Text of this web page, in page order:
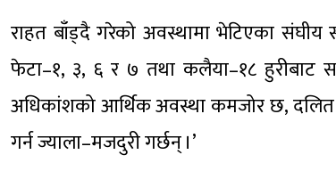
राहत बाँड्दै गरेको अवस्थामा भेटिएका
फेटा–१, ३, ६ र ७ तथा कलैया–१८ हुरीबाट
अधिकांशको आर्थिक अवस्था कमजोर छ, दलित
गर्न ज्याला–मजदुरी गर्छन् ।’